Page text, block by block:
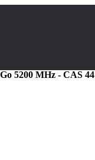
5200 MHz - CAS 44